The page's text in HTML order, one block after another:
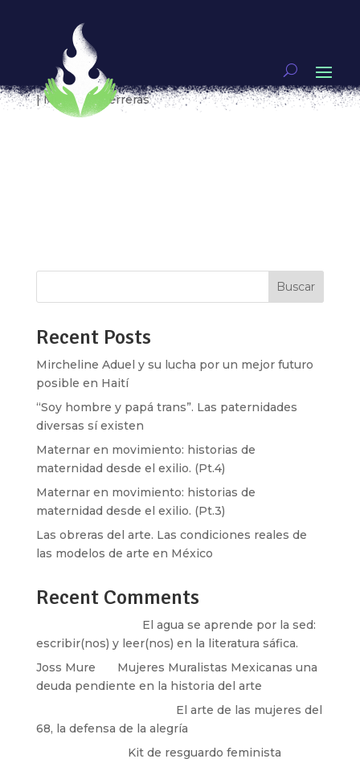
ZAINAB MALIK, DEFENDER A LAS CONDENADAS A
MUERTE EN PAKISTÁN
porIxchel Aguirre y Lulú V. Barrera
Feb 21, 2019
|Mujeres guerreras
Buscar
Recent Posts
Mircheline Aduel y su lucha por un mejor futuro
posible en Haití
“Soy hombre y papá trans”. Las paternidades
diversas sí existen
Maternar en movimiento: historias de
maternidad desde el exilio. (Pt.4)
Maternar en movimiento: historias de
maternidad desde el exilio. (Pt.3)
Las obreras del arte. Las condiciones reales de
las modelos de arte en México
Recent Comments
El agua se aprende por la sed:
escribir(nos) y leer(nos) en la literatura sáfica.
Joss Mure
Mujeres Muralistas Mexicanas una
deuda pendiente en la historia del arte
El arte de las mujeres del
68, la defensa de la alegría
Kit de resguardo feminista